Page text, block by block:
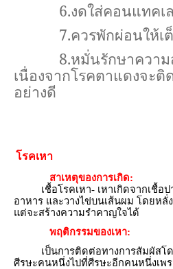
6.งดใส่คอนแทคเ
7.ควรพักผ่อนให้เ
8.หมั่นรักษาควา
เนื่องจากโรคตาแดงจะ
อย่างดี
โรคเหา
สาเหตุของการเกิด:
เชื้อโรคเหา- เหาเกิดจากเชื้
อาหาร และวางไข่บนเส้นผม โดยห
แต่จะสร้างความรำคาญใจได้
พฤติกรรมของเหา:
เป็นการติดต่อทางการสัมผัสโดยต
ศีรษะคนหนึ่งไปที่ศีรษะอีกคนหนึ่งเพร